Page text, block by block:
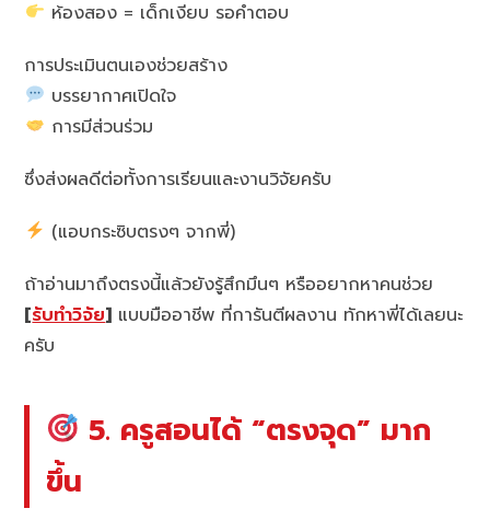
ห้องสอง = เด็กเงียบ รอคำตอบ
การประเมินตนเองช่วยสร้าง
บรรยากาศเปิดใจ
การมีส่วนร่วม
ซึ่งส่งผลดีต่อทั้งการเรียนและงานวิจัยครับ
(แอบกระซิบตรงๆ จากพี่)
ถ้าอ่านมาถึงตรงนี้แล้วยังรู้สึกมึนๆ หรืออยากหาคนช่วย
[รับทำวิจัย] แบบมืออาชีพ ที่การันตีผลงาน ทักหาพี่ได้เลยนะ
ครับ
5. ครูสอนได้ “ตรงจุด” มาก
ขึ้น